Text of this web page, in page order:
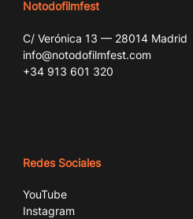
Notodofilmfest
C/ Verónica 13 — 28014 Madrid
info@notodofilmfest.com
+34 913 601 320
Redes Sociales
YouTube
Instagram